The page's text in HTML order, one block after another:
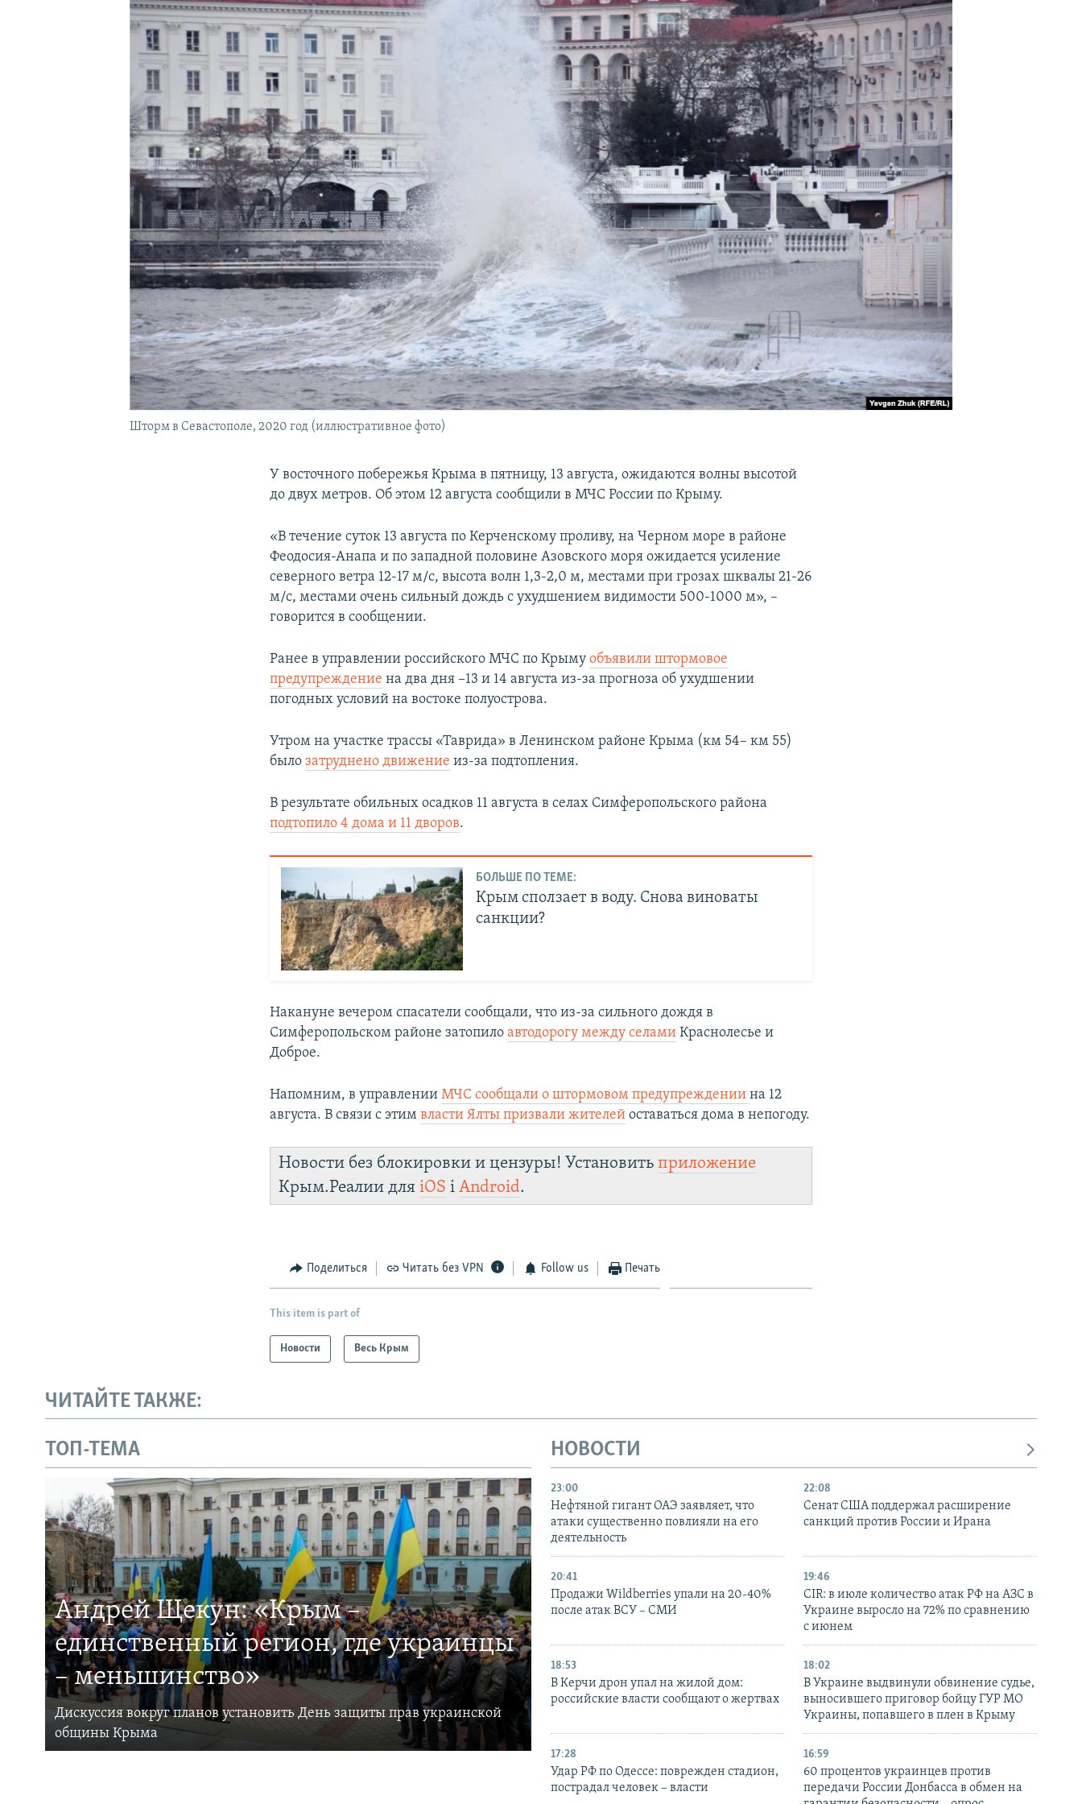
КРЫМ.НЕПОКОРЕННЫЙ
УКРАИНСКАЯ ПРОБЛЕМА КРЫМА
Шторм в Севастополе, 2020 год (иллюстративное фото)
У восточного побережья Крыма в пятницу, 13 августа, ожидаются волны высотой
до двух метров. Об этом 12 августа сообщили в МЧС России по Крыму.
«В течение суток 13 августа по Керченскому проливу, на Черном море в районе
Феодосия-Анапа и по западной половине Азовского моря ожидается усиление
северного ветра 12-17 м/с, высота волн 1,3-2,0 м, местами при грозах шквалы 21-26
м/с, местами очень сильный дождь с ухудшением видимости 500-1000 м», –
говорится в сообщении.
Ранее в управлении российского МЧС по Крымуобъявили штормовое
предупреждение на два дня –13 и 14 августа из-за прогноза об ухудшении
погодных условий на востоке полуострова.
Утром на участке трассы «Таврида» в Ленинском районе Крыма (км 54– км 55)
былозатруднено движение из-за подтопления.
В результате обильных осадков 11 августа в селах Симферопольского района
подтопило 4 дома и 11 дворов.
БОЛЬШЕ ПО ТЕМЕ:
Крым сползает в воду. Снова виноваты
санкции?
Накануне вечером спасатели сообщали, что из-за сильного дождя в
Симферопольском районе затопилоавтодорогу между селами Краснолесье и
Доброе.
Напомним, в управленииМЧС сообщали о штормовом предупреждениина 12
августа. В связи с этимвласти Ялты призвали жителей оставаться дома в непогоду.
Новости без блокировки и цензуры! Установитьприложение
Крым.Реалии дляiOS іAndroid.
Поделиться Читать без VPN Follow us Печать
This item is part of
Новости Весь Крым
ЧИТАЙТЕ ТАКЖЕ:
ТОП-ТЕМА
Андрей Щекун: «Крым –
единственный регион, где украинцы
– меньшинство»
Дискуссия вокруг планов установить День защиты прав украинской
общины Крыма
НОВОСТИ
23:00
Нефтяной гигант ОАЭ заявляет, что
атаки существенно повлияли на его
деятельность
22:08
Сенат США поддержал расширение
санкций против России и Ирана
20:41
Продажи Wildberries упали на 20-40%
после атак ВСУ – СМИ
19:46
CIR: в июле количество атак РФ на АЗС в
Украине выросло на 72% по сравнению
с июнем
18:53
В Керчи дрон упал на жилой дом:
российские власти сообщают о жертвах
18:02
В Украине выдвинули обвинение судье,
выносившего приговор бойцу ГУР МО
Украины, попавшего в плен в Крыму
17:28
Удар РФ по Одессе: поврежден стадион,
пострадал человек – власти
16:59
60 процентов украинцев против
передачи России Донбасса в обмен на